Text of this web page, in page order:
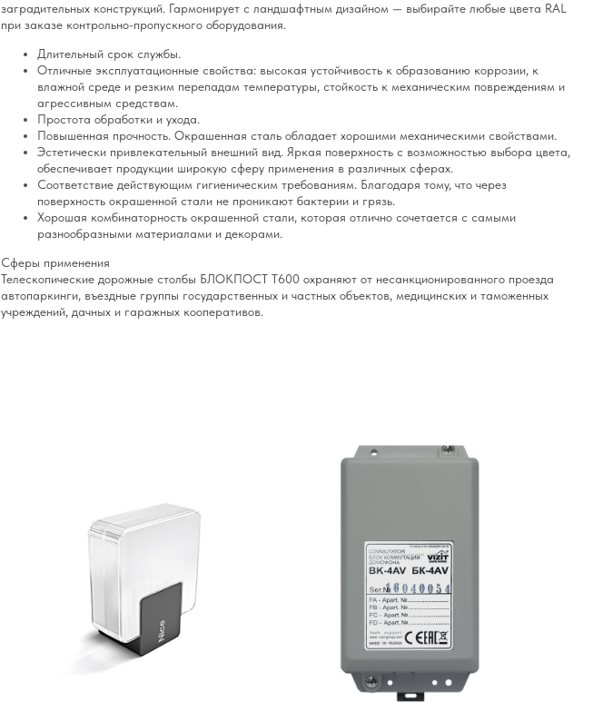
заградительных конструкций. Гармонирует с ландшафтным дизайном — выбирайте любые цвета RAL
при заказе контрольно-пропускного оборудования.
Длительный срок службы.
Отличные эксплуатационные свойства: высокая устойчивость к образованию коррозии, к
влажной среде и резким перепадам температуры, стойкость к механическим повреждениям и
агрессивным средствам.
Простота обработки и ухода.
Повышенная прочность. Окрашенная сталь обладает хорошими механическими свойствами.
Эстетически привлекательный внешний вид. Яркая поверхность с возможностью выбора цвета,
обеспечивает продукции широкую сферу применения в различных сферах.
Соответствие действующим гигиеническим требованиям. Благодаря тому, что через
поверхность окрашенной стали не проникают бактерии и грязь.
Хорошая комбинаторность окрашенной стали, которая отлично сочетается с самыми
разнообразными материалами и декорами.
Сферы применения
Телескопические дорожные столбы БЛОКПОСТ T600 охраняют от несанкционированного проезда
автопаркинги, въездные группы государственных и частных объектов, медицинских и таможенных
учреждений, дачных и гаражных кооперативов.